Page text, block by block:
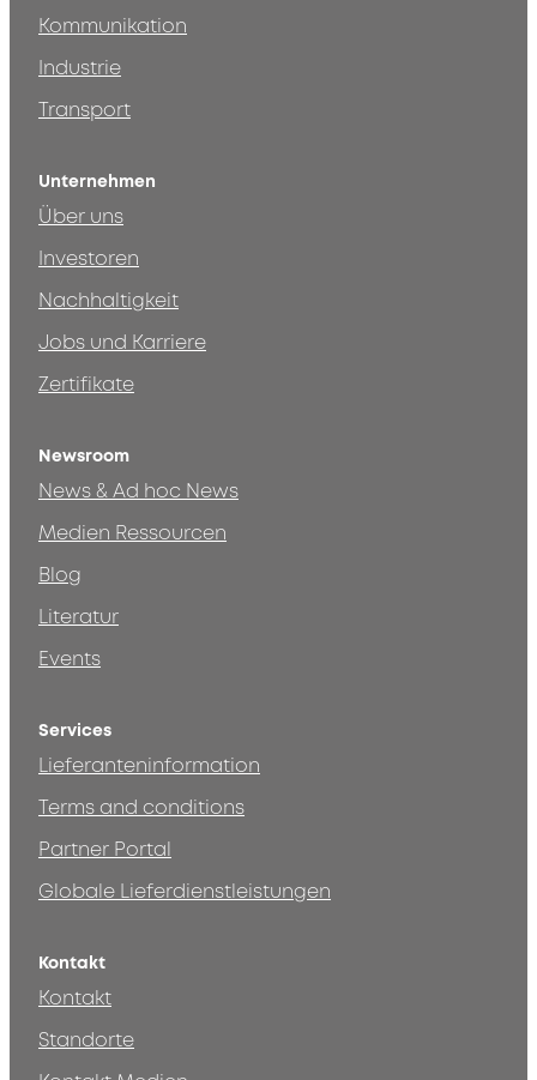
Kommunikation
Industrie
Transport
Unternehmen
Über uns
Investoren
Nachhaltigkeit
Jobs und Karriere
Zertifikate
Newsroom
News & Ad hoc News
Medien Ressourcen
Blog
Literatur
Events
Services
Lieferanteninformation
Terms and conditions
Partner Portal
Globale Lieferdienstleistungen
Kontakt
Kontakt
Standorte